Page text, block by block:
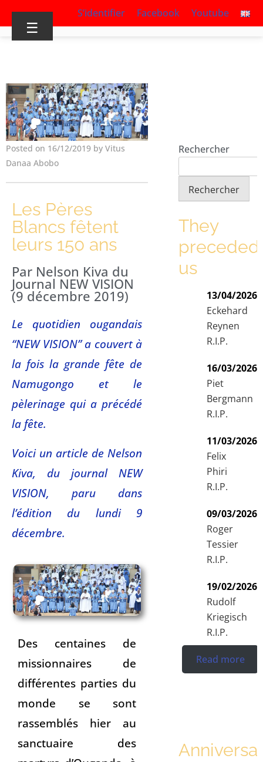
S’identifier Facebook Youtube
☰
Posted on 16/12/2019 by Vitus
Danaa Abobo
Les Pères
Blancs fêtent
leurs 150 ans
Par Nelson Kiva du
Journal NEW VISION
(9 décembre 2019)
Le quotidien ougandais
“NEW VISION” a couvert à
la fois la grande fête de
Namugongo et le
pèlerinage qui a précédé
la fête.
Voici un article de Nelson
Kiva, du journal NEW
VISION, paru dans
l’édition du lundi 9
décembre.
Des centaines de
missionnaires de
différentes parties du
monde se sont
rassemblés hier au
sanctuaire des
Rechercher
Rechercher
They
preceded
us
13/04/2026
Eckehard
Reynen
R.I.P.
16/03/2026
Piet
Bergmann
R.I.P.
11/03/2026
Felix
Phiri
R.I.P.
09/03/2026
Roger
Tessier
R.I.P.
19/02/2026
Rudolf
Kriegisch
R.I.P.
Read more